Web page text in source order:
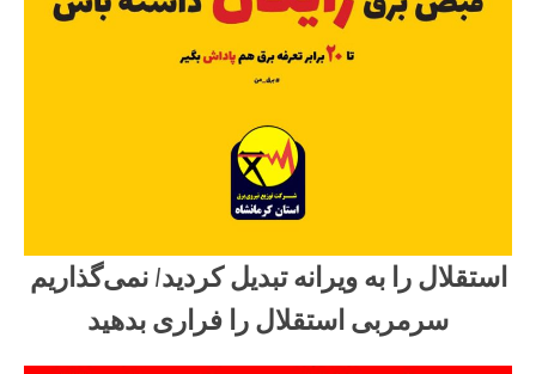
استقلال را به ویرانه تبدیل کردید/ نمی‌گذاریم
سرمربی استقلال را فراری بدهید